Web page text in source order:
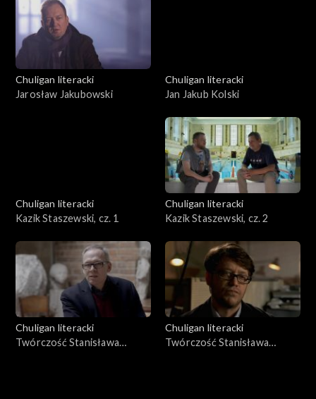
Chuligan literacki
Jarosław Jakubowski
Chuligan literacki
Jan Jakub Kolski
Chuligan literacki
Kazik Staszewski, cz. 1
Chuligan literacki
Kazik Staszewski, cz. 2
Chuligan literacki
Twórczość Stanisława
Chuligan literacki
Twórczość Stanisława